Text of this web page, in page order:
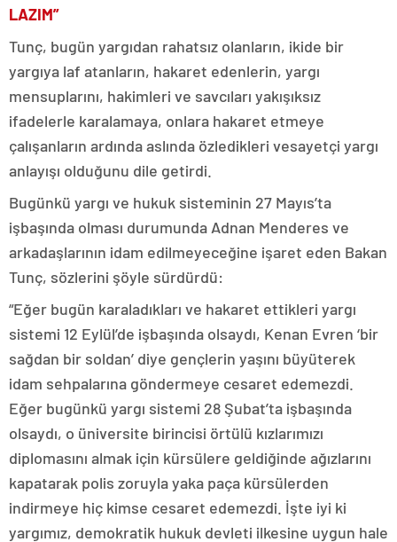
LAZIM”
Tunç, bugün yargıdan rahatsız olanların, ikide bir
yargıya laf atanların, hakaret edenlerin, yargı
mensuplarını, hakimleri ve savcıları yakışıksız
ifadelerle karalamaya, onlara hakaret etmeye
çalışanların ardında aslında özledikleri vesayetçi yargı
anlayışı olduğunu dile getirdi.
Bugünkü yargı ve hukuk sisteminin 27 Mayıs’ta
işbaşında olması durumunda Adnan Menderes ve
arkadaşlarının idam edilmeyeceğine işaret eden Bakan
Tunç, sözlerini şöyle sürdürdü:
“Eğer bugün karaladıkları ve hakaret ettikleri yargı
sistemi 12 Eylül’de işbaşında olsaydı, Kenan Evren ‘bir
sağdan bir soldan’ diye gençlerin yaşını büyüterek
idam sehpalarına göndermeye cesaret edemezdi.
Eğer bugünkü yargı sistemi 28 Şubat’ta işbaşında
olsaydı, o üniversite birincisi örtülü kızlarımızı
diplomasını almak için kürsülere geldiğinde ağızlarını
kapatarak polis zoruyla yaka paça kürsülerden
indirmeye hiç kimse cesaret edemezdi. İşte iyi ki
yargımız, demokratik hukuk devleti ilkesine uygun hale